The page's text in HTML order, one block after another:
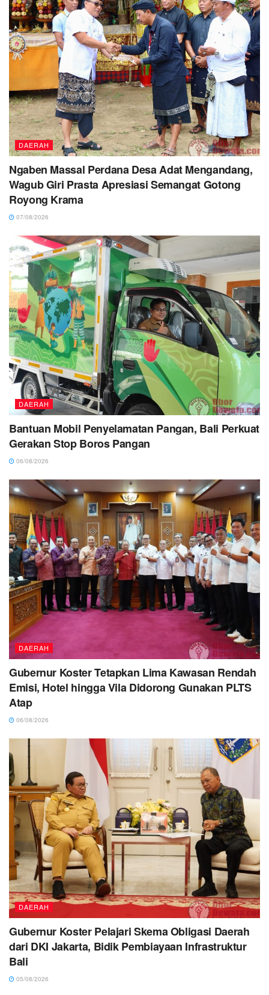
DAERAH
Ngaben Massal Perdana Desa Adat Mengandang,
Wagub Giri Prasta Apresiasi Semangat Gotong
Royong Krama
07/08/2026
DAERAH
Bantuan Mobil Penyelamatan Pangan, Bali Perkuat
Gerakan Stop Boros Pangan
06/08/2026
DAERAH
Gubernur Koster Tetapkan Lima Kawasan Rendah
Emisi, Hotel hingga Vila Didorong Gunakan PLTS
Atap
06/08/2026
DAERAH
Gubernur Koster Pelajari Skema Obligasi Daerah
dari DKI Jakarta, Bidik Pembiayaan Infrastruktur
Bali
05/08/2026